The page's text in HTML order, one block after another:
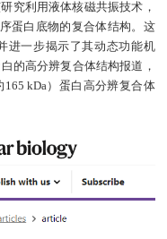
究利用液体核磁共振技术，
蛋白底物的复合体结构。这
进一步揭示了其动态功能机
的高分辨复合体结构报道，
kDa）蛋白高分辨复合体